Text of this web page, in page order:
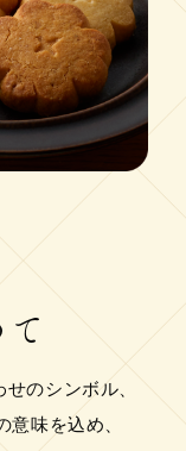
のシンボル、
味を込め、